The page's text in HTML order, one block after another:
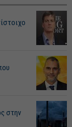
στην